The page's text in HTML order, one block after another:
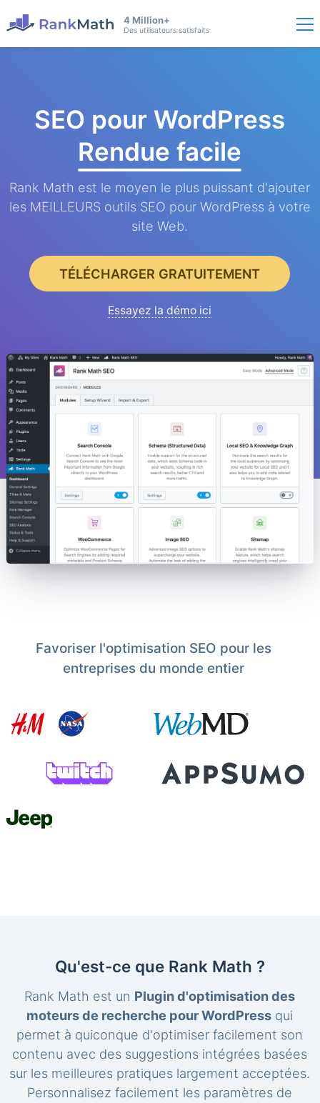
4 Million+
Des utilisateurs satisfaits
SEO pour WordPress
Rendue facile
Rank Math est le moyen le plus puissant d'ajouter
les MEILLEURS outils SEO pour WordPress à votre
site Web.
TÉLÉCHARGER GRATUITEMENT
Essayez la démo ici
Favoriser l'optimisation SEO pour les
entreprises du monde entier
Qu'est-ce que Rank Math ?
Rank Math est un Plugin d'optimisation des
moteurs de recherche pour WordPress qui
permet à quiconque d'optimiser facilement son
contenu avec des suggestions intégrées basées
sur les meilleures pratiques largement acceptées.
Personnalisez facilement les paramètres de